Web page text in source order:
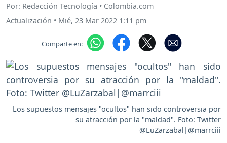
Por: Redacción Tecnología • Colombia.com
Actualización • Mié, 23 Mar 2022 1:11 pm
Comparte en:
Los supuestos mensajes "ocultos" han sido controversia por
su atracción por la "maldad". Foto: Twitter
@LuZarzabal|@marrciii